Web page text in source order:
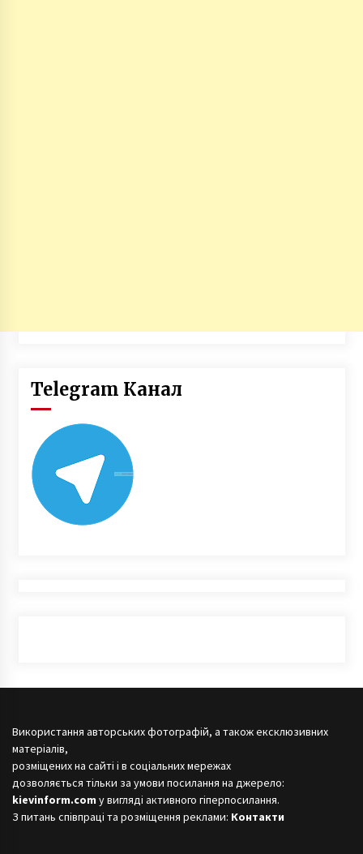
Telegram Канал
Використання авторських фотографій, а також ексклюзивних
матеріалів,
розміщених на сайті і в соціальних мережах
дозволяється тільки за умови посилання на джерело:
kievinform.com у вигляді активного гіперпосилання.
З питань співпраці та розміщення реклами: Контакти